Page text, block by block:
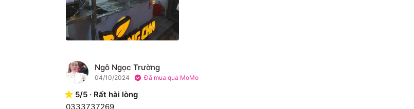
N Ngô Ngọc Trường
04/10/2024 Đã mua qua MoMo
5/5 · Rất hài lòng
0333737269